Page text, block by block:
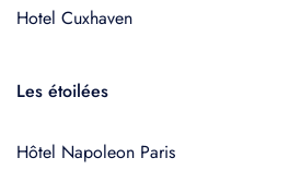
Hotel Cuxhaven
Les étoilées
Hôtel Napoleon Paris